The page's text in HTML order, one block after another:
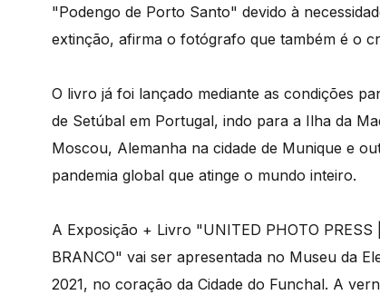
"Podengo de Porto Santo" devido à
extinção, afirma o fotógrafo que também é o
O livro já foi lançado mediante as condições
de Setúbal em Portugal, indo para a Ilha da
Moscou, Alemanha na cidade de Munique e
pandemia global que atinge o mundo inteiro.
A Exposição + Livro "UNITED PHOTO PRESS
BRANCO" vai ser apresentada no Museu da
2021, no coração da Cidade do Funchal. A